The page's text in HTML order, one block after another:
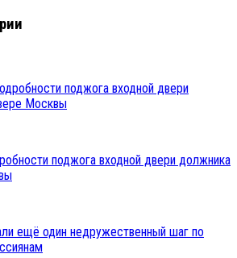
поджога входной двери должника